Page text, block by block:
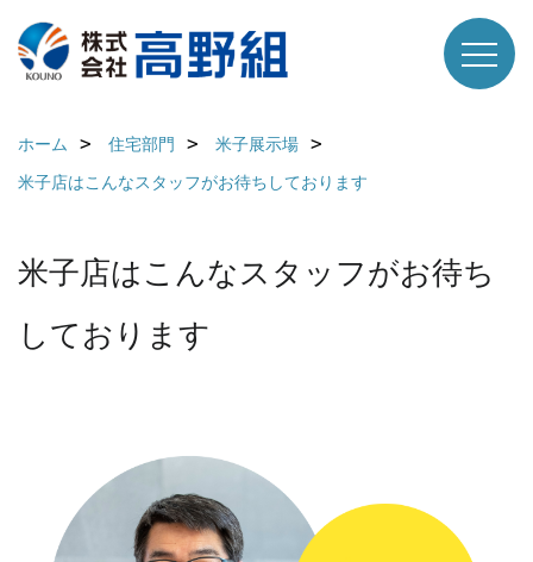
ホーム 住宅部門
米子展示場
米子店はこんなスタッフがお待ちしております
米子店はこんなスタッフがお待ち
しております